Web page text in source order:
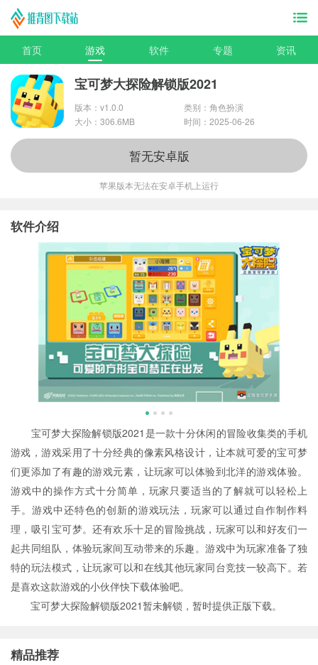
首页 游戏 软件 专题 资讯
宝可梦大探险解锁版2021
版本：v1.0.0
类别：角色扮演
大小：306.6MB
时间：2025-06-26
暂无安卓版
苹果版本无法在安卓手机上运行
软件介绍
宝可梦大探险解锁版2021是一款十分休闲的冒险收集类的手机
游戏，游戏采用了十分经典的像素风格设计，让本就可爱的宝可梦
们更添加了有趣的游戏元素，让玩家可以体验到北洋的游戏体验。
游戏中的操作方式十分简单，玩家只要适当的了解就可以轻松上
手。游戏中还特色的创新的游戏玩法，玩家可以通过自作制作料
理，吸引宝可梦。还有欢乐十足的冒险挑战，玩家可以和好友们一
起共同组队，体验玩家间互动带来的乐趣。游戏中为玩家准备了独
特的玩法模式，让玩家可以和在线其他玩家同台竞技一较高下。若
是喜欢这款游戏的小伙伴快下载体验吧。
宝可梦大探险解锁版2021暂未解锁，暂时提供正版下载。
精品推荐